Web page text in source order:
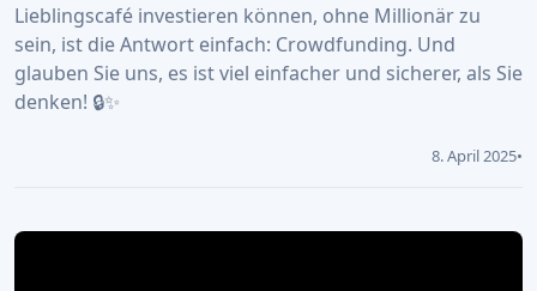
Lieblingscafé investieren können, ohne Millionär zu
sein, ist die Antwort einfach: Crowdfunding. Und
glauben Sie uns, es ist viel einfacher und sicherer, als Sie
denken! 🔒✨
8. April 2025•